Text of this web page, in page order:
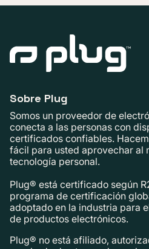
Sobre Plug
Somos un proveedor de
conecta a las personas con
certificados confiables.
fácil para usted aprovechar al
tecnología personal.
Plug® está certificado según
programa de certificación
adoptado en la industria para
de productos electrónicos.
Plug® no está afiliado,